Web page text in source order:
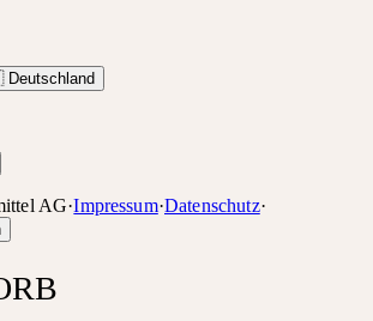
AG·Impressum·Datenschutz·